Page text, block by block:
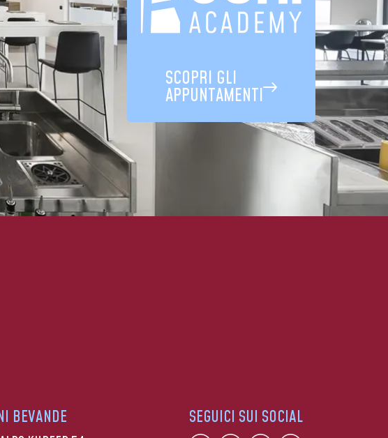
SCOPRI GLI
APPUNTAMENTI
BEVANDE SEGUICI SUI SOCIAL